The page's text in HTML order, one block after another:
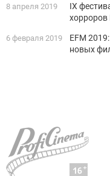
8 апреля 2019
IX
хорроров
6 февраля 2019
EFM
новых